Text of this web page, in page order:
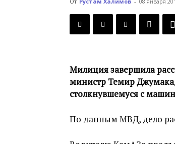
Милиция завершила
министр Темир
столкнувшемуся с
По данным МВД, дело